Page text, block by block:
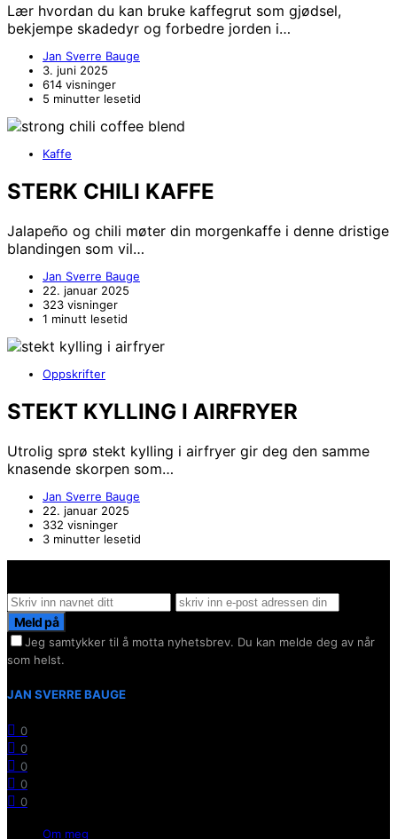
Lær hvordan du kan bruke kaffegrut som gjødsel,
bekjempe skadedyr og forbedre jorden i…
Jan Sverre Bauge
3. juni 2025
614 visninger
5 minutter lesetid
Kaffe
STERK CHILI KAFFE
Jalapeño og chili møter din morgenkaffe i denne dristige
blandingen som vil…
Jan Sverre Bauge
22. januar 2025
323 visninger
1 minutt lesetid
Oppskrifter
STEKT KYLLING I AIRFRYER
Utrolig sprø stekt kylling i airfryer gir deg den samme
knasende skorpen som…
Jan Sverre Bauge
22. januar 2025
332 visninger
3 minutter lesetid
Meld på
Jeg samtykker til å motta nyhetsbrev. Du kan melde deg av når
som helst.
JAN SVERRE BAUGE
0
0
0
0
0
Om meg